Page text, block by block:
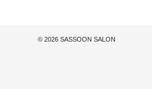
© 2026 SASSOON SALON